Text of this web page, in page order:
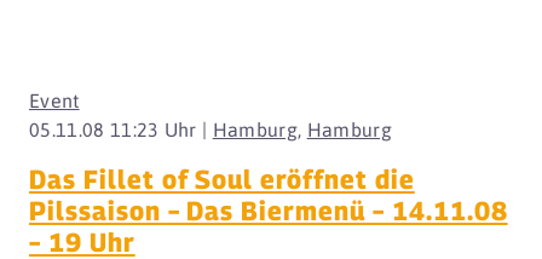
05.11.08 11:23 Uhr | Hamburg, Hamburg
Event
Das Fillet of Soul eröffnet die
Pilssaison – Das Biermenü – 14.11.08
– 19 Uhr